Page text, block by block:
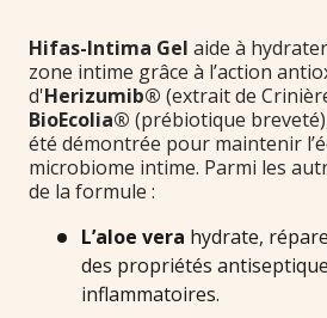
Hifas-Intima Gel aide à
zone intime grâce à l’action
d'Herizumib® (extrait de
BioEcolia® (prébiotique
été démontrée pour maintenir
microbiome intime. Parmi les
de la formule :
L’aloe vera hydrate,
des propriétés
inflammatoires.